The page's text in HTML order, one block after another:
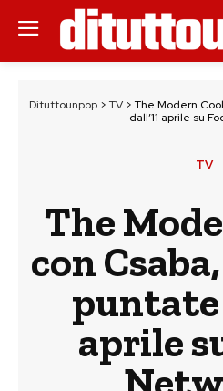
Dituttounpop > TV > The Modern
dall’11 aprile su
TV
The
con
puntate
aprile